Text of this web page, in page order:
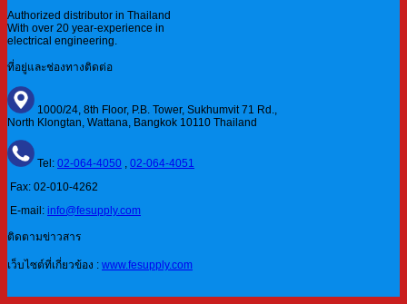
Authorized distributor in Thailand
With over 20 year-experience in
electrical engineering.
ที่อยู่และช่องทางติดต่อ
1000/24, 8th Floor, P.B. Tower, Sukhumvit 71 Rd.,
North Klongtan, Wattana, Bangkok 10110 Thailand
Tel: 02-064-4050 , 02-064-4051
Fax: 02-010-4262
E-mail: info@fesupply.com
ติดตามข่าวสาร
เว็บไซต์ที่เกี่ยวข้อง : www.fesupply.com